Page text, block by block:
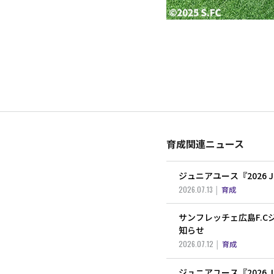
育成関連ニュース
ジュニアユース『2026
2026.07.13 育成
サンフレッチェ広島F.C
知らせ
2026.07.12 育成